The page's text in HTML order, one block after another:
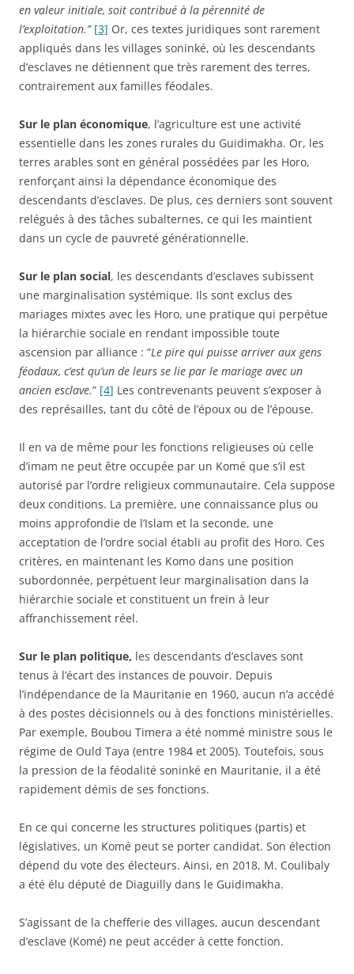
en valeur initiale, soit contribué à la pérennité de
l’exploitation.” [3] Or, ces textes juridiques sont rarement
appliqués dans les villages soninké, où les descendants
d’esclaves ne détiennent que très rarement des terres,
contrairement aux familles féodales.
Sur le plan économique, l’agriculture est une activité
essentielle dans les zones rurales du Guidimakha. Or, les
terres arables sont en général possédées par les Horo,
renforçant ainsi la dépendance économique des
descendants d’esclaves. De plus, ces derniers sont souvent
relégués à des tâches subalternes, ce qui les maintient
dans un cycle de pauvreté générationnelle.
Sur le plan social, les descendants d’esclaves subissent
une marginalisation systémique. Ils sont exclus des
mariages mixtes avec les Horo, une pratique qui perpétue
la hiérarchie sociale en rendant impossible toute
ascension par alliance : “Le pire qui puisse arriver aux gens
féodaux, c’est qu’un de leurs se lie par le mariage avec un
ancien esclave.” [4] Les contrevenants peuvent s’exposer à
des représailles, tant du côté de l’époux ou de l’épouse.
Il en va de même pour les fonctions religieuses où celle
d’imam ne peut être occupée par un Komé que s’il est
autorisé par l’ordre religieux communautaire. Cela suppose
deux conditions. La première, une connaissance plus ou
moins approfondie de l’Islam et la seconde, une
acceptation de l’ordre social établi au profit des Horo. Ces
critères, en maintenant les Komo dans une position
subordonnée, perpétuent leur marginalisation dans la
hiérarchie sociale et constituent un frein à leur
affranchissement réel.
Sur le plan politique, les descendants d’esclaves sont
tenus à l’écart des instances de pouvoir. Depuis
l’indépendance de la Mauritanie en 1960, aucun n’a accédé
à des postes décisionnels ou à des fonctions ministérielles.
Par exemple, Boubou Timera a été nommé ministre sous le
régime de Ould Taya (entre 1984 et 2005). Toutefois, sous
la pression de la féodalité soninké en Mauritanie, il a été
rapidement démis de ses fonctions.
En ce qui concerne les structures politiques (partis) et
législatives, un Komé peut se porter candidat. Son élection
dépend du vote des électeurs. Ainsi, en 2018, M. Coulibaly
a été élu député de Diaguilly dans le Guidimakha.
S’agissant de la chefferie des villages, aucun descendant
d’esclave (Komé) ne peut accéder à cette fonction.